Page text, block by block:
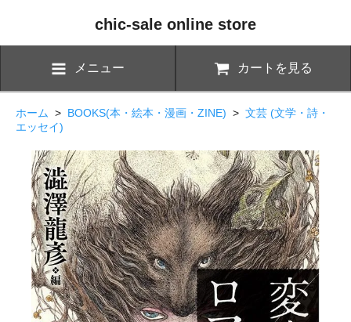
chic-sale online store
メニュー カートを見る
ホーム > BOOKS(本・絵本・漫画・ZINE) > 文芸 (文学・詩・
エッセイ)